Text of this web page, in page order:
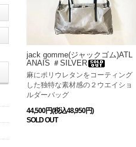
jack gomme(ジャックゴム)ATL
ANAIS ＃SILVER
麻にポリウレタンをコーティング
した独特な素材感の２ウエイショ
ルダーバッグ
44,500円(税込48,950円)
SOLD OUT